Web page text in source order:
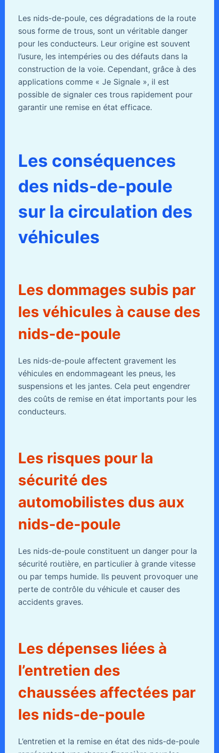
Les nids-de-poule, ces dégradations de la route
sous forme de trous, sont un véritable danger
pour les conducteurs. Leur origine est souvent
l’usure, les intempéries ou des défauts dans la
construction de la voie. Cependant, grâce à des
applications comme « Je Signale », il est
possible de signaler ces trous rapidement pour
garantir une remise en état efficace.
Les conséquences
des nids-de-poule
sur la circulation des
véhicules
Les dommages subis par
les véhicules à cause des
nids-de-poule
Les nids-de-poule affectent gravement les
véhicules en endommageant les pneus, les
suspensions et les jantes. Cela peut engendrer
des coûts de remise en état importants pour les
conducteurs.
Les risques pour la
sécurité des
automobilistes dus aux
nids-de-poule
Les nids-de-poule constituent un danger pour la
sécurité routière, en particulier à grande vitesse
ou par temps humide. Ils peuvent provoquer une
perte de contrôle du véhicule et causer des
accidents graves.
Les dépenses liées à
l’entretien des
chaussées affectées par
les nids-de-poule
L’entretien et la remise en état des nids-de-poule